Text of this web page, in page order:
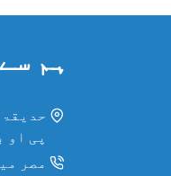
ہم
پی او
مصر